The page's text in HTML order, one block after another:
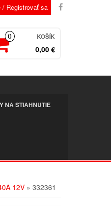
/ Registrovať sa
0 KOŠÍK
0,00 €
NA STIAHNUTIE
12V » 332361